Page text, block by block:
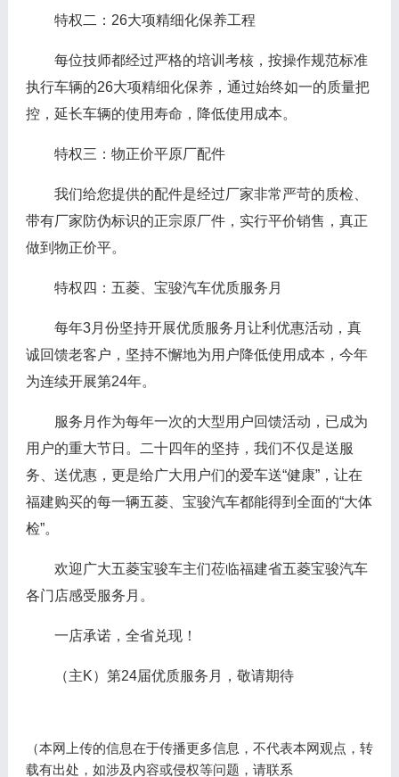
特权二：26大项精细化保养工程
每位技师都经过严格的培训考核，按操作规范标准
执行车辆的26大项精细化保养，通过始终如一的质量把
控，延长车辆的使用寿命，降低使用成本。
特权三：物正价平原厂配件
我们给您提供的配件是经过厂家非常严苛的质检、
带有厂家防伪标识的正宗原厂件，实行平价销售，真正
做到物正价平。
特权四：五菱、宝骏汽车优质服务月
每年3月份坚持开展优质服务月让利优惠活动，真
诚回馈老客户，坚持不懈地为用户降低使用成本，今年
为连续开展第24年。
服务月作为每年一次的大型用户回馈活动，已成为
用户的重大节日。二十四年的坚持，我们不仅是送服
务、送优惠，更是给广大用户们的爱车送“健康”，让在
福建购买的每一辆五菱、宝骏汽车都能得到全面的“大体
检”。
欢迎广大五菱宝骏车主们莅临福建省五菱宝骏汽车
各门店感受服务月。
一店承诺，全省兑现！
（主K）第24届优质服务月，敬请期待
（本网上传的信息在于传播更多信息，不代表本网观点，转
载有出处，如涉及内容或侵权等问题，请联系